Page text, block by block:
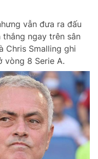
vẫn đưa ra đấu
ngay trên sân
Chris Smalling ghi
vòng 8 Serie A.